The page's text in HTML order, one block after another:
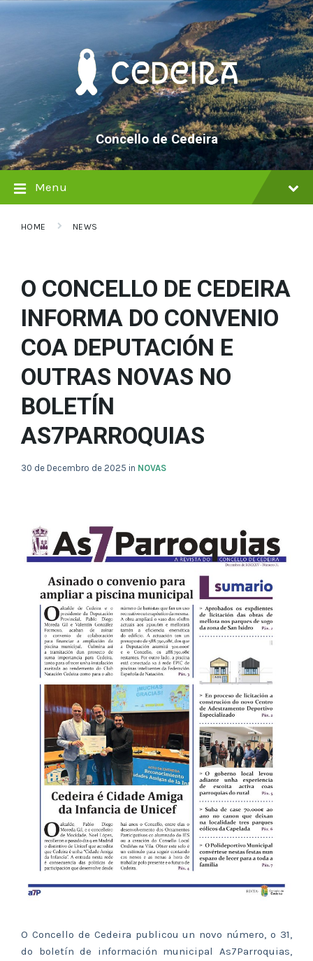
Skip
Skip
Skip
Concello de Cedeira
Menu
HOME NEWS
O CONCELLO DE CEDEIRA
INFORMA DO CONVENIO
COA DEPUTACIÓN E
OUTRAS NOVAS NO
BOLETÍN
AS7PARROQUIAS
30 de Decembro de 2025 in NOVAS
O Concello de Cedeira publicou un novo número, o 31,
do boletín de información municipal As7Parroquias,